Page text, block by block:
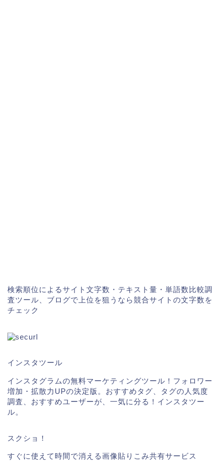
検索順位によるサイト文字数・テキスト量・単語数比較調
査ツール、ブログで上位を狙うなら競合サイトの文字数を
チェック
インスタツール
インスタグラムの無料マーケティングツール！フォロワー
増加・拡散力UPの決定版。おすすめタグ、タグの人気度
調査、おすすめユーザーが、一気に分る！インスタツー
ル。
スクショ！
すぐに使えて時間で消える画像貼りこみ共有サービス